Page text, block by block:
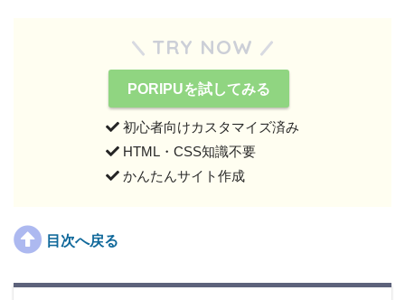
TRY NOW
PORIPUを試してみる
初心者向けカスタマイズ済み
HTML・CSS知識不要
かんたんサイト作成
目次へ戻る